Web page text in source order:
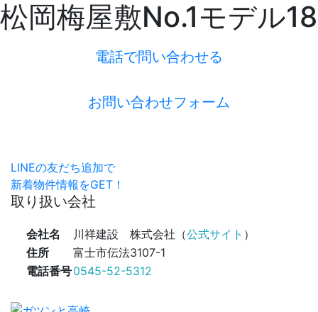
松岡梅屋敷No.1モデル18
電話で問い合わせる
お問い合わせフォーム
LINEの友だち追加で
新着物件情報をGET！
取り扱い会社
会社名 川祥建設 株式会社（公式サイト ）
住所
富士市伝法3107-1
電話番号0545-52-5312